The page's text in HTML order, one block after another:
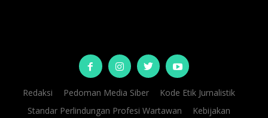
Redaksi Pedoman Media Siber
Kode Etik Jurnalistik
Standar Perlindungan Profesi Wartawan
Kebijakan